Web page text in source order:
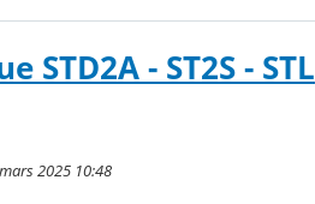
- ST2S - STL
2025 10:48